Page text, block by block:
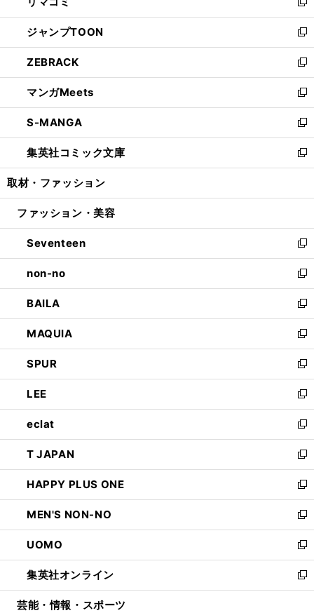
開
く
ド
ウ
で
開
く
ィ
ン
ド
ウ
で
開
く
い
ウ
ィ
ン
ド
ウ
で
開
く
新
し
い
ウ
ィ
ン
ド
ウ
で
開
く
ジャンプTOON
新
し
い
ウ
ィ
ン
ド
ウ
で
開
ZEBRACK
新
し
い
ウ
ィ
ン
ド
ウ
開
マンガMeets
新
し
い
ウ
ィ
ン
ウ
開
く
S-MANGA
新
し
い
ウ
ン
ウ
で
開
く
集英社コミック文庫
新
し
ウ
ン
ド
ウ
で
開
く
取材・ファッション
ファッション・美容
Seventeen
新
し
い
ウ
ィ
ン
ド
ウ
で
開
く
non-no
新
し
い
ウ
ィ
ン
ド
ウ
で
開
く
BAILA
新
し
い
ウ
ィ
ン
ド
ウ
で
開
く
MAQUIA
新
し
い
ウ
ィ
ン
ド
ウ
で
開
く
SPUR
新
し
い
ウ
ィ
ン
ド
ウ
で
開
く
LEE
新
し
い
ウ
ィ
ン
ド
ウ
で
開
く
eclat
新
し
い
ウ
ィ
ン
ド
ウ
で
開
く
T JAPAN
新
し
い
ウ
ィ
ン
ド
ウ
で
開
HAPPY PLUS ONE
新
し
い
ウ
ィ
ン
ド
ウ
MEN'S NON-NO
新
し
い
ウ
ィ
ン
UOMO
新
し
い
ウ
集英社オンライン
新
し
芸能・情報・スポーツ